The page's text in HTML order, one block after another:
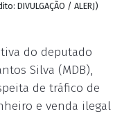
DIVULGAÇÃO / ALERJ)
do deputado
Silva (MDB),
de tráfico de
e venda ilegal